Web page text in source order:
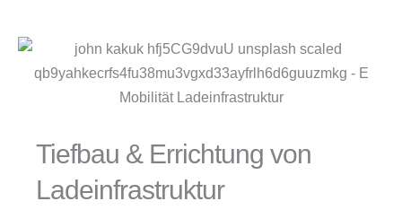
Tiefbau & Errichtung von
Ladeinfrastruktur